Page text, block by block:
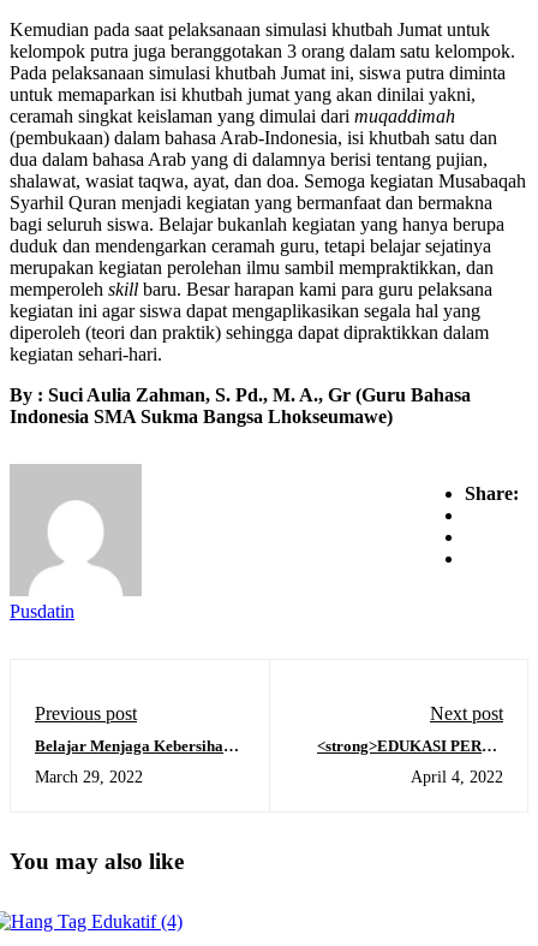
Kemudian pada saat pelaksanaan simulasi khutbah Jumat untuk
kelompok putra juga beranggotakan 3 orang dalam satu kelompok.
Pada pelaksanaan simulasi khutbah Jumat ini, siswa putra diminta
untuk memaparkan isi khutbah jumat yang akan dinilai yakni,
ceramah singkat keislaman yang dimulai dari muqaddimah
(pembukaan) dalam bahasa Arab-Indonesia, isi khutbah satu dan
dua dalam bahasa Arab yang di dalamnya berisi tentang pujian,
shalawat, wasiat taqwa, ayat, dan doa. Semoga kegiatan Musabaqah
Syarhil Quran menjadi kegiatan yang bermanfaat dan bermakna
bagi seluruh siswa. Belajar bukanlah kegiatan yang hanya berupa
duduk dan mendengarkan ceramah guru, tetapi belajar sejatinya
merupakan kegiatan perolehan ilmu sambil mempraktikkan, dan
memperoleh skill baru. Besar harapan kami para guru pelaksana
kegiatan ini agar siswa dapat mengaplikasikan segala hal yang
diperoleh (teori dan praktik) sehingga dapat dipraktikkan dalam
kegiatan sehari-hari.
By : Suci Aulia Zahman, S. Pd., M. A., Gr (Guru Bahasa
Indonesia SMA Sukma Bangsa Lhokseumawe)
Share:
Pusdatin
Previous post
Belajar Menjaga Kebersihan
March 29, 2022
Next post
<strong>EDUKASI PERAN
DALAM MENGATASI
April 4, 2022
You may also like